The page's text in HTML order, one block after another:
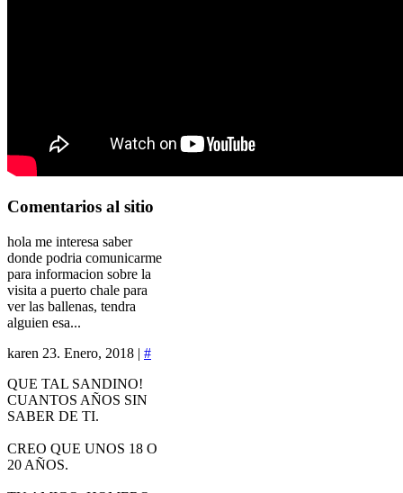
Comentarios al sitio
hola me interesa saber
donde podria comunicarme
para informacion sobre la
visita a puerto chale para
ver las ballenas, tendra
alguien esa...
karen 23. Enero, 2018 | #
QUE TAL SANDINO!
CUANTOS AÑOS SIN
SABER DE TI.
CREO QUE UNOS 18 O
20 AÑOS.